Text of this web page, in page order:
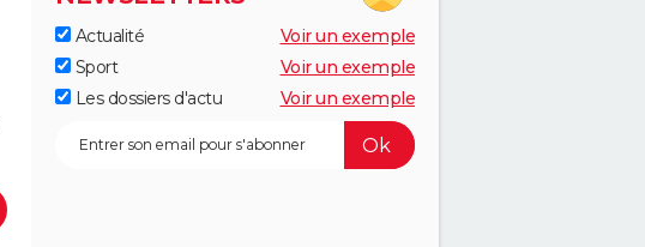
Actualité
Voir un exemple
Sport
Voir un exemple
Les dossiers d'actu
Voir un exemple